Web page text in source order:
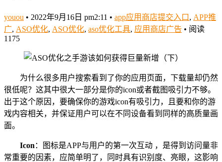
youou • 2022年9月16日 pm2:11 • app应用商店提交入口 , APP推
广, ASO优化, ASO优化, aso优化工具, 应用商店广告 • 阅读
1175
为什么很多用户搜索看到了你的应用页面，下载量却仍然
很低呢？这其中很大一部分是你的icon或者截图吸引力不够。
出于这个原因，要确保你的游戏icon有吸引力，且要和你的游
戏内容相关，并保证用户可以在不同设备看到同样的高质量画
面。
Icon ：图标是APP与用户的第一次互动 ，是得到访问量非
常重要的因素，应简单明了，同时具有识别度、亮眼，这影响